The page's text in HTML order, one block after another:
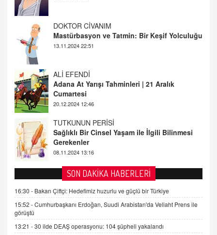
ALİ EFENDİ
Adana At Yarışı Tahminleri | 21 Aralık
Cumartesi
TUTKUNUN PERİSİ
Sağlıklı Bir Cinsel Yaşam ile İlgili Bilinmesi
Gerekenler
08.11.2024 13:16
FARUK ÖNALAN
Tezkere Onaylanmasaydı…
2 Kasım 2021 Salı 00:11
AV. DOĞAN CAN DOĞAN
Kişisel verilerin korunması ve dijital hukukun
gelişimi
15.09.2025 16:17
SEHER EREK
Kış Ayları Geldi, Hangi Önlemler Alınmalı?
SON DAKİKA HABERLERİ
16:30 - Bakan Çiftçi: Hedefimiz huzurlu ve güçlü bir Türkiye
15:52 -Cumhurbaşkanı Erdoğan, Suudi Arabistan'da Veliaht Prens ile
görüştü
13:21 -30 ilde DEAŞ operasyonu: 104 şüpheli yakalandı